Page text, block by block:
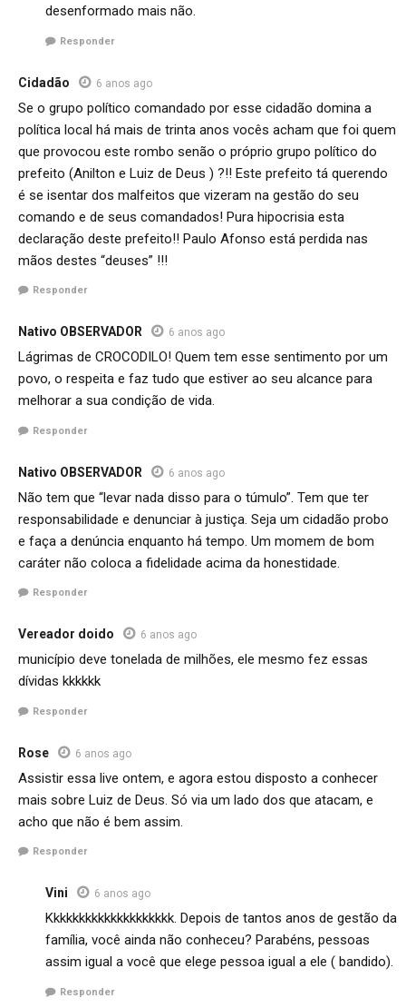
desenformado mais não.
Responder
Cidadão 6 anos ago
Se o grupo político comandado por esse cidadão domina a
política local há mais de trinta anos vocês acham que foi quem
que provocou este rombo senão o próprio grupo político do
prefeito (Anilton e Luiz de Deus ) ?!! Este prefeito tá querendo
é se isentar dos malfeitos que vizeram na gestão do seu
comando e de seus comandados! Pura hipocrisia esta
declaração deste prefeito!! Paulo Afonso está perdida nas
mãos destes “deuses” !!!
Responder
Nativo OBSERVADOR 6 anos ago
Lágrimas de CROCODILO! Quem tem esse sentimento por um
povo, o respeita e faz tudo que estiver ao seu alcance para
melhorar a sua condição de vida.
Responder
Nativo OBSERVADOR 6 anos ago
Não tem que “levar nada disso para o túmulo”. Tem que ter
responsabilidade e denunciar à justiça. Seja um cidadão probo
e faça a denúncia enquanto há tempo. Um momem de bom
caráter não coloca a fidelidade acima da honestidade.
Responder
Vereador doido 6 anos ago
município deve tonelada de milhões, ele mesmo fez essas
dívidas kkkkkk
Responder
Rose 6 anos ago
Assistir essa live ontem, e agora estou disposto a conhecer
mais sobre Luiz de Deus. Só via um lado dos que atacam, e
acho que não é bem assim.
Responder
Vini 6 anos ago
Kkkkkkkkkkkkkkkkkkkk. Depois de tantos anos de gestão da
família, você ainda não conheceu? Parabéns, pessoas
assim igual a você que elege pessoa igual a ele ( bandido).
Responder